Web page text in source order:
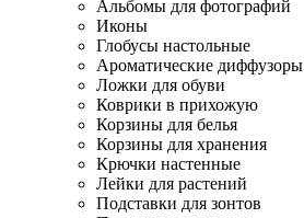
Альбомы для фотографий
Иконы
Глобусы настольные
Ароматические диффузоры
Ложки для обуви
Коврики в прихожую
Корзины для белья
Корзины для хранения
Крючки настенные
Лейки для растений
Подставки для зонтов